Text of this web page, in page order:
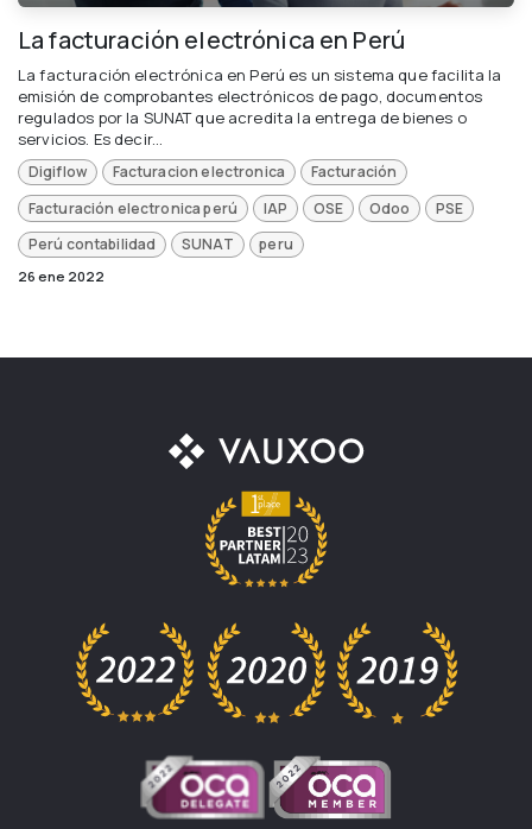
La facturación electrónica en Perú
La facturación electrónica en Perú es un sistema que facilita la
emisión de comprobantes electrónicos de pago, documentos
regulados por la SUNAT que acredita la entrega de bienes o
servicios. Es decir...
Digiflow Facturacion electronica
Facturación
Facturación electronica perú
IAP OSE Odoo
PSE
Perú contabilidad
SUNAT peru
26 ene 2022